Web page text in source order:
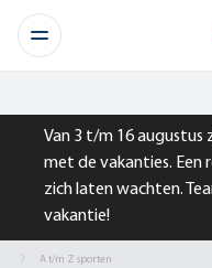
Van 3 t/m 16 augustus
met de vakanties. Een
zich laten wachten.
vakantie!
A t/m Z sporten